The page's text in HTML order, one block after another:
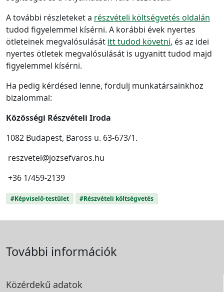
A további részleteket a részvételi költségvetés oldalán
tudod figyelemmel kísérni. A korábbi évek nyertes
ötleteinek megvalósulását itt tudod követni, és az idei
nyertes ötletek megvalósulását is ugyanitt tudod majd
figyelemmel kísérni.
Ha pedig kérdésed lenne, fordulj munkatársainkhoz
bizalommal:
Közösségi Részvételi Iroda
1082 Budapest, Baross u. 63-673/1.
reszvetel@jozsefvaros.hu
+36 1/459-2139
#Képviselő-testület #Részvételi költségvetés
További információk
Közérdekű adatok